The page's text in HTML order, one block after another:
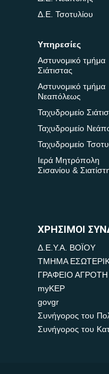
Δ.Ε. Τσοτυλίου
Υπηρεσίες
Αστυνομικό τμήμα
Σιάτιστας
Αστυνομικό τμήμα
Νεαπόλεως
Ταχυδρομείο
Ταχυδρομείο
Ταχυδρομείο
Ιερά Μητρόπολη
Σισανίου &
ΧΡΗΣΙΜΟΙ
Δ.Ε.Υ.Α. ΒΟΪΟΥ
ΤΜΗΜΑ
ΓΡΑΦΕΙΟ ΑΓΡΟΤΗ
myKEP
govgr
Συνήγορος του
Συνήγορος του